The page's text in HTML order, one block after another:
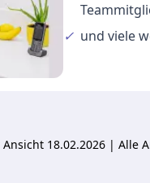
✓ und viele
18.02.2026 | Alle